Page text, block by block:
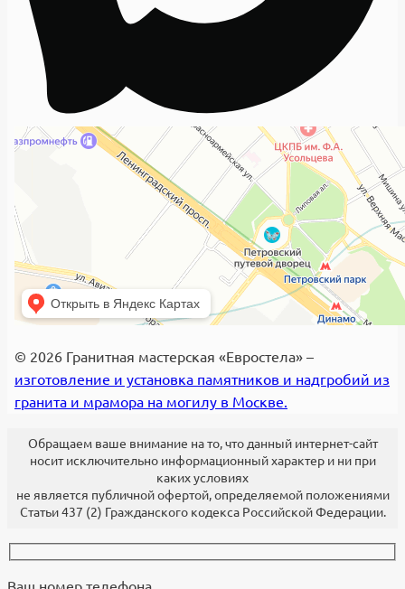
© 2026 Гранитная мастерская «Евростела» –
изготовление и установка памятников и надгробий из
гранита и мрамора на могилу в Москве.
Обращаем ваше внимание на то, что данный интернет-сайт
носит исключительно информационный характер и ни при
каких условиях
не является публичной офертой, определяемой положениями
Статьи 437 (2) Гражданского кодекса Российской Федерации.